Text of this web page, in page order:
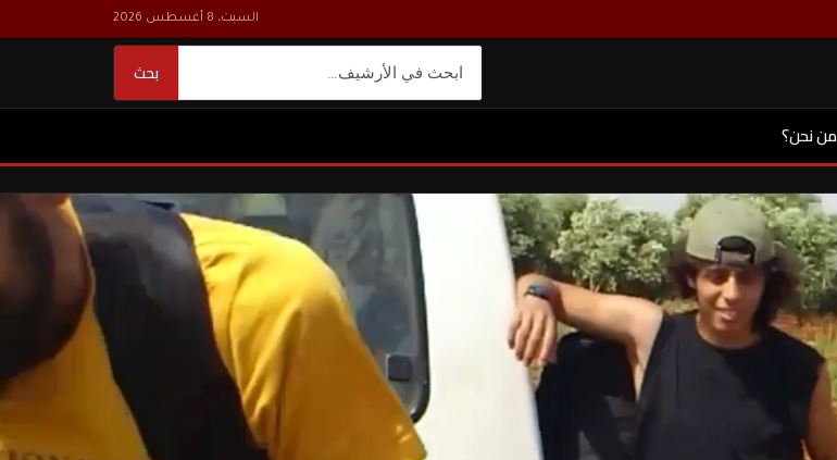
السبت، 8 أغسطس 2026
بحث
من نحن؟